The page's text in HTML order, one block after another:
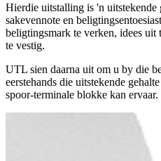
Hierdie uitstalling is 'n uitstekende
sakevennote en
beligtingsmark te verken, idees
te vestig.
UTL sien daarna uit om u by die
eerstehands die uitstekende
spoor-terminale blokke kan ervaar.